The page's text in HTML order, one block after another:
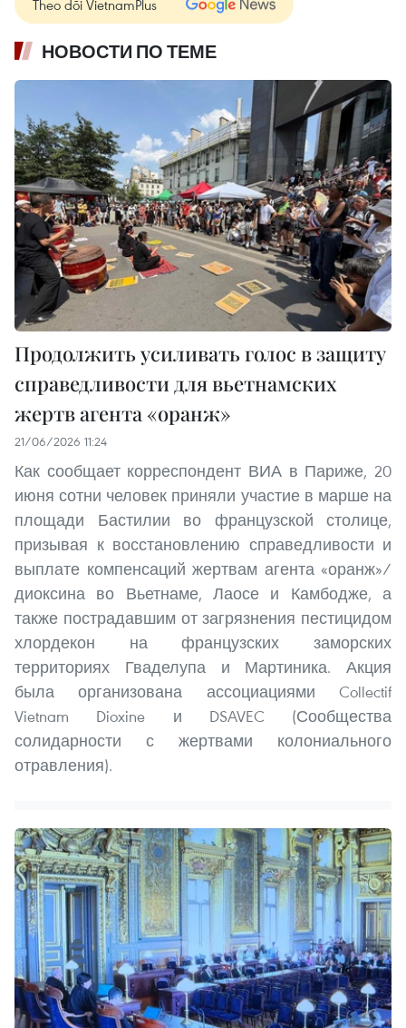
Theo dõi VietnamPlus
НОВОСТИ ПО ТЕМЕ
Продолжить усиливать голос в защиту
справедливости для вьетнамских
жертв агента «оранж»
21/06/2026 11:24
Как сообщает корреспондент ВИА в Париже, 20
июня сотни человек приняли участие в марше на
площади Бастилии во французской столице,
призывая к восстановлению справедливости и
выплате компенсаций жертвам агента «оранж»/
диоксина во Вьетнаме, Лаосе и Камбодже, а
также пострадавшим от загрязнения пестицидом
хлордекон на французских заморских
территориях Гваделупа и Мартиника. Акция
была организована ассоциациями Collectif
Vietnam Dioxine и DSAVEC (Сообщества
солидарности с жертвами колониального
отравления).